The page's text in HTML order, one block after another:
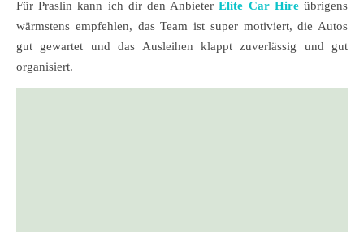
Für Praslin kann ich dir den AnbieterElite Car Hireübrigens
wärmstens empfehlen, das Team ist super motiviert, die Autos
gut gewartet und das Ausleihen klappt zuverlässig und gut
organisiert.